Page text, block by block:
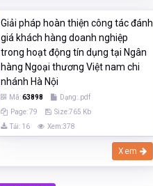
Giải pháp hoàn thiện công tác đánh
giá khách hàng doanh nghiệp
trong hoạt động tín dụng tại Ngân
hàng Ngoại thương Việt nam chi
nhánh Hà Nội
Mã:63898
Dạng:.pdf
Page: 79
Size:765 Kb
Tải: 16
Xem:378
Xem